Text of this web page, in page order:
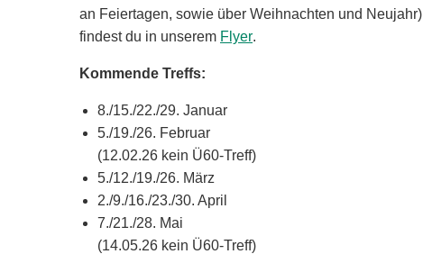
an Feiertagen, sowie über Weihnachten und
findest du in unserem Flyer.
Kommende Treffs:
8./15./22./29. Januar
5./19./26. Februar
(12.02.26 kein Ü60-Treff)
5./12./19./26. März
2./9./16./23./30. April
7./21./28. Mai
(14.05.26 kein Ü60-Treff)